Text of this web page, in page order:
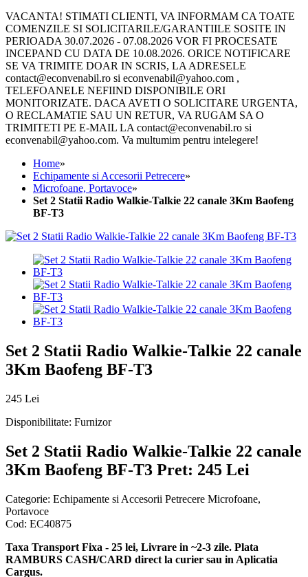
VACANTA! STIMATI CLIENTI, VA INFORMAM CA TOATE
COMENZILE SI SOLICITARILE/GARANTIILE SOSITE IN
PERIOADA 30.07.2026 - 07.08.2026 VOR FI PROCESATE
INCEPAND CU DATA DE 10.08.2026. ORICE NOTIFICARE
SE VA TRIMITE DOAR IN SCRIS, LA ADRESELE
contact@econvenabil.ro si econvenabil@yahoo.com ,
TELEFOANELE NEFIIND DISPONIBILE ORI
MONITORIZATE. DACA AVETI O SOLICITARE URGENTA,
O RECLAMATIE SAU UN RETUR, VA RUGAM SA O
TRIMITETI PE E-MAIL LA contact@econvenabil.ro si
econvenabil@yahoo.com. Va multumim pentru intelegere!
Home»
Echipamente si Accesorii Petrecere»
Microfoane, Portavoce»
Set 2 Statii Radio Walkie-Talkie 22 canale 3Km Baofeng
BF-T3
Set 2 Statii Radio Walkie-Talkie 22 canale
3Km Baofeng BF-T3
Disponibilitate:
Set 2 Statii Radio Walkie-Talkie 22 canale
3Km Baofeng BF-T3 Pret: 245 Lei
Categorie:
Echipamente si Accesorii Petrecere Microfoane,
Portavoce
Taxa Transport Fixa - 25 lei, Livrare in ~2-3 zile. Plata
RAMBURS CASH/CARD direct la curier sau in Aplicatia